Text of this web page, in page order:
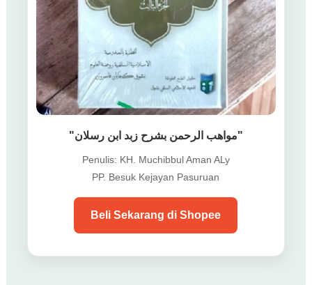
"مواهب الرحمن بشرح زبد ابن رسلان"
Penulis: KH. Muchibbul Aman ALy
PP. Besuk Kejayan Pasuruan
Beli Sekarang di Shopee